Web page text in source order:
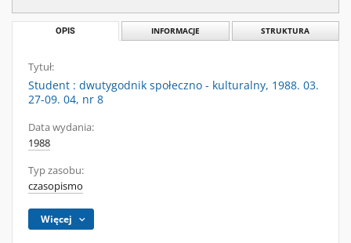
OPIS INFORMACJE STRUKTURA
Tytuł:
Student : dwutygodnik społeczno - kulturalny, 1988. 03.
27-09. 04, nr 8
Data wydania:
1988
Typ zasobu:
czasopismo
Więcej